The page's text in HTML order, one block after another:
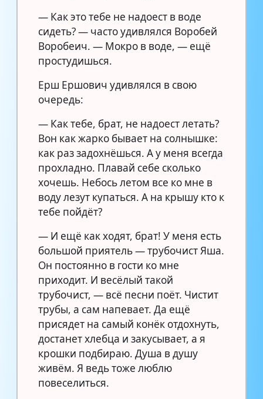
— Как это тебе не надоест в воде
сидеть? — часто удивлялся Воробей
Воробеич. — Мокро в воде, — ещё
простудишься.
Ерш Ершович удивлялся в свою
очередь:
— Как тебе, брат, не надоест летать?
Вон как жарко бывает на солнышке:
как раз задохнёшься. А у меня всегда
прохладно. Плавай себе сколько
хочешь. Небось летом все ко мне в
воду лезут купаться. А на крышу кто к
тебе пойдёт?
— И ещё как ходят, брат! У меня есть
большой приятель — трубочист Яша.
Он постоянно в гости ко мне
приходит. И весёлый такой
трубочист, — всё песни поёт. Чистит
трубы, а сам напевает. Да ещё
присядет на самый конёк отдохнуть,
достанет хлебца и закусывает, а я
крошки подбираю. Душа в душу
живём. Я ведь тоже люблю
повеселиться.